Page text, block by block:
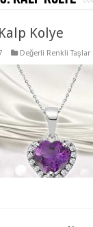
Kolye
Değerli Renkli Taşlar